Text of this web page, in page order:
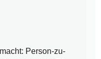
Person-zu-